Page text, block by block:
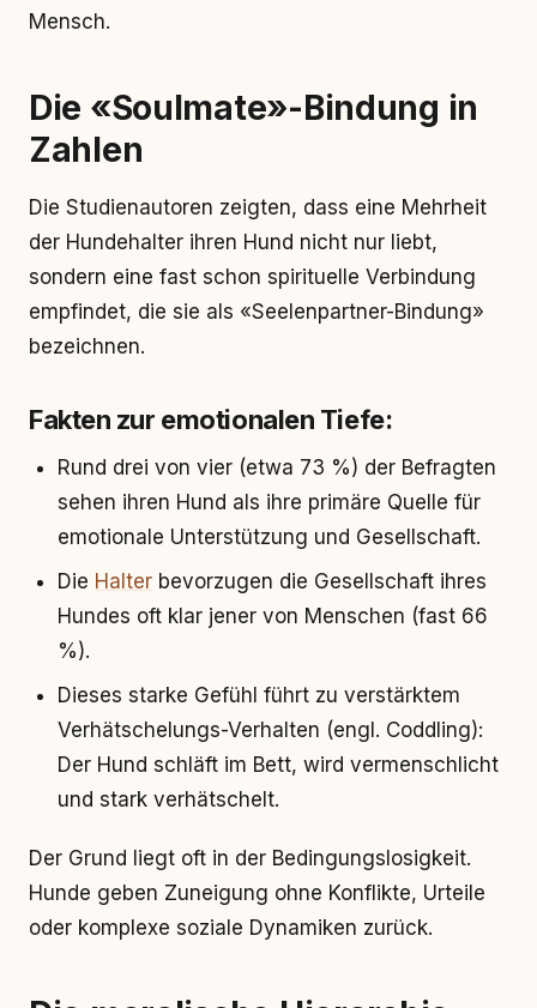
Mensch.
Die «Soulmate»-Bindung in
Zahlen
Die Studienautoren zeigten, dass eine Mehrheit
der Hundehalter ihren Hund nicht nur liebt,
sondern eine fast schon spirituelle Verbindung
empfindet, die sie als «Seelenpartner-Bindung»
bezeichnen.
Fakten zur emotionalen Tiefe:
Rund drei von vier (etwa 73 %) der Befragten
sehen ihren Hund als ihre primäre Quelle für
emotionale Unterstützung und Gesellschaft.
Die Halter bevorzugen die Gesellschaft ihres
Hundes oft klar jener von Menschen (fast 66
%).
Dieses starke Gefühl führt zu verstärktem
Verhätschelungs-Verhalten (engl. Coddling):
Der Hund schläft im Bett, wird vermenschlicht
und stark verhätschelt.
Der Grund liegt oft in der Bedingungslosigkeit.
Hunde geben Zuneigung ohne Konflikte, Urteile
oder komplexe soziale Dynamiken zurück.